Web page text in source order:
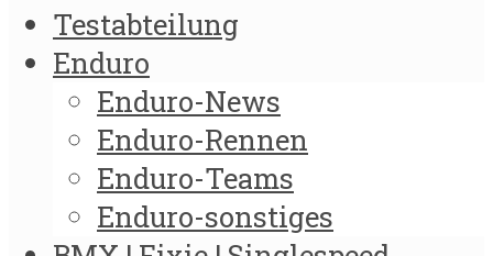
Testabteilung
Enduro
Enduro-News
Enduro-Rennen
Enduro-Teams
Enduro-sonstiges